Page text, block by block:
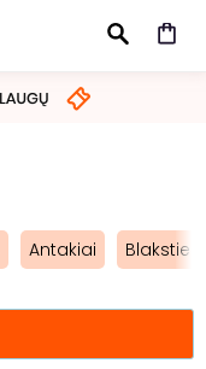
IEŠKOTI
Antakiai